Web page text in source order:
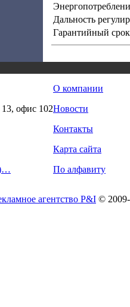
Дальность
Гарантийный срок
офис 102
О компании
Новости
Контакты
Карта сайта
По алфавиту
агентство P&I ©